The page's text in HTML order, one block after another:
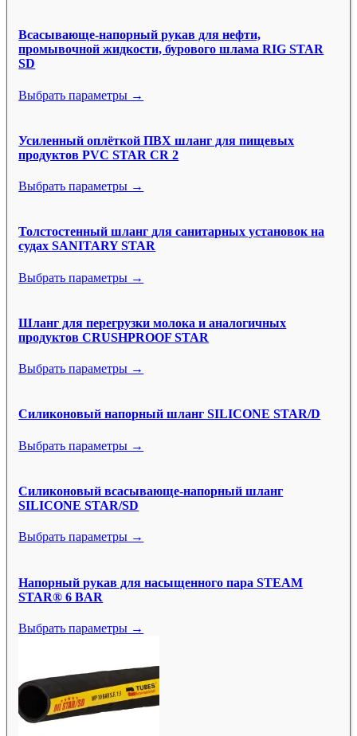
Всасывающе-напорный рукав для нефти,
промывочной жидкости, бурового шлама RIG STAR
SD
Выбрать параметры →
Усиленный оплёткой ПВХ шланг для пищевых
продуктов PVC STAR CR 2
Выбрать параметры →
Толстостенный шланг для санитарных установок на
судах SANITARY STAR
Выбрать параметры →
Шланг для перегрузки молока и аналогичных
продуктов CRUSHPROOF STAR
Выбрать параметры →
Силиконовый напорный шланг SILICONE STAR/D
Выбрать параметры →
Силиконовый всасывающе-напорный шланг
SILICONE STAR/SD
Выбрать параметры →
Напорный рукав для насыщенного пара STEAM
STAR® 6 BAR
Выбрать параметры →